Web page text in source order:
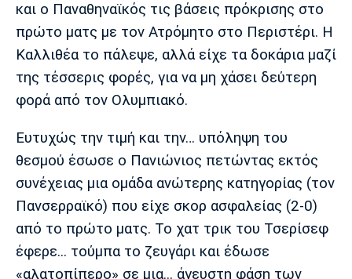
και ο Παναθηναϊκός τις βάσεις πρόκρισης στο
πρώτο ματς με τον Ατρόμητο στο Περιστέρι. Η
Καλλιθέα το πάλεψε, αλλά είχε τα δοκάρια μαζί
της τέσσερις φορές, για να μη χάσει δεύτερη
φορά από τον Ολυμπιακό.
Ευτυχώς την τιμή και την… υπόληψη του
θεσμού έσωσε ο Πανιώνιος πετώντας εκτός
συνέχειας μια ομάδα ανώτερης κατηγορίας (τον
Πανσερραϊκό) που είχε σκορ ασφαλείας (2-0)
από το πρώτο ματς. Το χατ τρικ του Τσερίσεφ
έφερε... τούμπα το ζευγάρι και έδωσε
«αλατοπίπερο» σε μια... άγευστη φάση των